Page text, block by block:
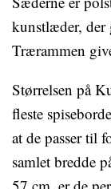
kunstlæder, der
Trærammen
Størrelsen på
fleste
at de passer til
samlet bredde